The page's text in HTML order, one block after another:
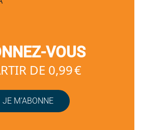
VOUS
DE 0,99 €
JE M’ABONNE